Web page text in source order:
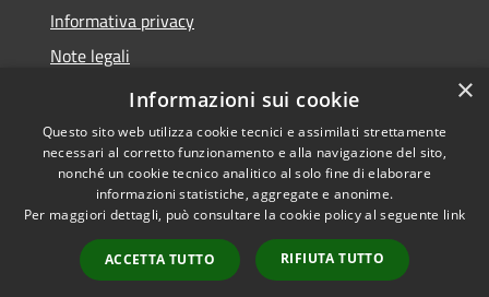
Informativa privacy
Note legali
Dichiarazione di accessibilità
Accessibilità
Copyright © 2026 • Comune di
Andora • Powered by
Municipium•
Accesso
redazione
×
Informazioni sui cookie
Questo sito web utilizza cookie tecnici e assimilati strettamente
necessari al corretto funzionamento e alla navigazione del sito,
nonché un cookie tecnico analitico al solo fine di elaborare
informazioni statistiche, aggregate e anonime.
Per maggiori dettagli, può consultare la cookie policy al seguente link
ACCETTA TUTTO RIFIUTA TUTTO